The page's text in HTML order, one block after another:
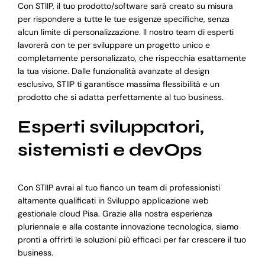
Con STIIP, il tuo prodotto/software sarà creato su misura
per rispondere a tutte le tue esigenze specifiche, senza
alcun limite di personalizzazione. Il nostro team di esperti
lavorerà con te per sviluppare un progetto unico e
completamente personalizzato, che rispecchia esattamente
la tua visione. Dalle funzionalità avanzate al design
esclusivo, STIIP ti garantisce massima flessibilità e un
prodotto che si adatta perfettamente al tuo business.
Esperti sviluppatori,
sistemisti e devOps
Con STIIP avrai al tuo fianco un team di professionisti
altamente qualificati in Sviluppo applicazione web
gestionale cloud Pisa. Grazie alla nostra esperienza
pluriennale e alla costante innovazione tecnologica, siamo
pronti a offrirti le soluzioni più efficaci per far crescere il tuo
business.